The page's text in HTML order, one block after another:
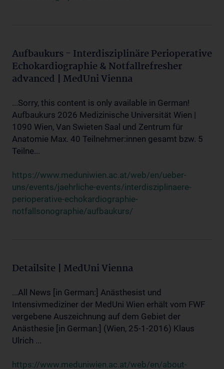
Aufbaukurs - Interdisziplinäre Perioperative
Echokardiographie & Notfallrefresher
advanced | MedUni Vienna
...Sorry, this content is only available in German!
Aufbaukurs 2026 Medizinische Universität Wien |
1090 Wien, Van Swieten Saal und Zentrum für
Anatomie Max. 40 Teilnehmer:innen gesamt bzw. 5
Teilne...
https://www.meduniwien.ac.at/web/en/ueber-
uns/events/jaehrliche-events/interdisziplinaere-
perioperative-echokardiographie-
notfallsonographie/aufbaukurs/
Detailsite | MedUni Vienna
...All News [in German:] Anästhesist und
Intensivmediziner der MedUni Wien erhält vom FWF
vergebene Auszeichnung auf dem Gebiet der
Anästhesie [in German:] (Wien, 25-1-2016) Klaus
Ulrich ...
https://www.meduniwien.ac.at/web/en/about-